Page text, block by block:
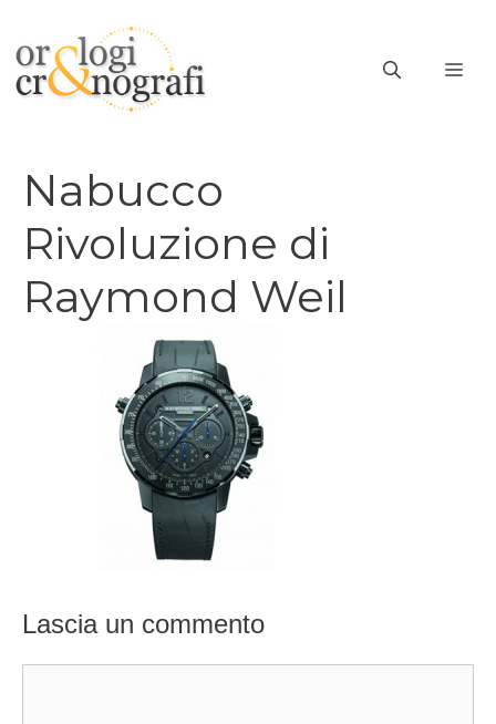
contenuto
Nabucco
Rivoluzione di
Raymond Weil
Lascia un commento